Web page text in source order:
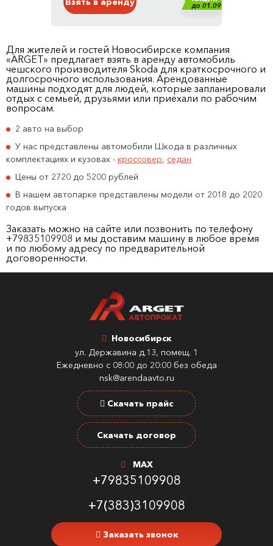
до 01.09
Для жителей и гостей Новосибирске компания
«ARGET» предлагает взять в аренду автомобиль
чешского производителя Skoda для краткосрочного и
долгосрочного использования. Арендованные
машины подходят для людей, которые запланировали
отдых с семьей, друзьями или приехали по рабочим
вопросам.
2 авто на выбор
У нас представлены автомобили Шкода в различных
комплектациях и кузовах - кроссовер, седан
Цены от 2720 до 5200 рублей
В нашем автопарке представлены модели от 2018 до 2020
годов выпуска
Заказать можно на сайте или позвонить по телефону
+79835109908 и мы доставим машину в любое время
и по любому адресу по предварительной
договоренности.
Новосибирск
ул. Державина д.13, помещ. 1
Ежедневно с 08:00 до 20:00 без обеда
nsk@arendaavto.ru
Скачать прайс
Скачать договор
MAX
+79835109908
+7(383)3109908
Заказать звонок